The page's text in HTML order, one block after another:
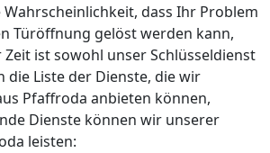
dass Ihr Problem
Türöffnung gelöst werden kann,
Zeit ist sowohl unser Schlüsseldienst
die Liste der Dienste, die wir
Pfaffroda anbieten können,
Dienste können wir unserer
leisten: